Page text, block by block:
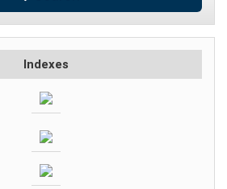
Indexes